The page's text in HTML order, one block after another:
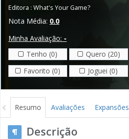
Editora : What's Your Game?
Nota Média: 0.0
Minha Avaliação: -
Tenho (0)
Quero (20)
Favorito (0)
Joguei (0)
Resumo Avaliações Expansões
Descrição